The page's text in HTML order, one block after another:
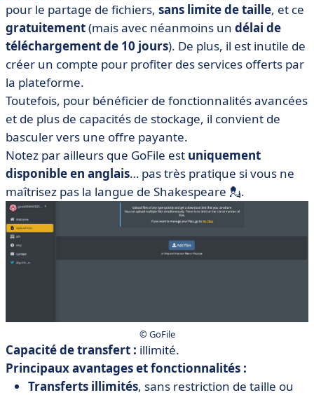
pour le partage de fichiers, sans limite de taille, et ce
gratuitement(mais avec néanmoins un délai de
téléchargement de 10 jours). De plus, il est inutile de
créer un compte pour profiter des services offerts par
la plateforme.
Toutefois, pour bénéficier de fonctionnalités avancées
et de plus de capacités de stockage, il convient de
basculer vers une offre payante.
Notez par ailleurs que GoFile est uniquement
disponible en anglais… pas très pratique si vous ne
maîtrisez pas la langue de Shakespeare 💂.
© GoFile
Capacité de transfert : illimité.
Principaux avantages et fonctionnalités :
Transferts illimités, sans restriction de taille ou